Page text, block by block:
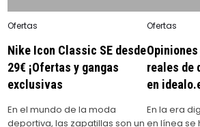
Posted
Ofertas
Nike Icon Classic SE desde
29€ ¡Ofertas y gangas
exclusivas
En el mundo de la moda
deportiva, las zapatillas son un
Posted
Ofertas
reales de
en
En la era
en línea se